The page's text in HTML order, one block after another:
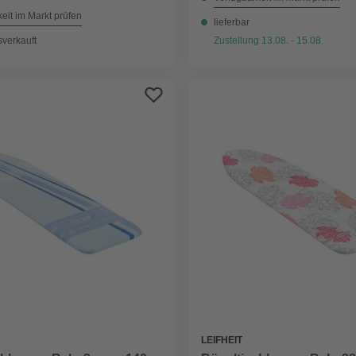
im Markt prüfen
lieferbar
Zustellung 13.08. - 15.08.
LEIFHEIT